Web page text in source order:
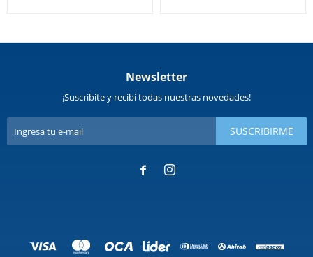
Newsletter
¡Suscribite y recibí todas nuestras novedades!
SUSCRIBIRME
 